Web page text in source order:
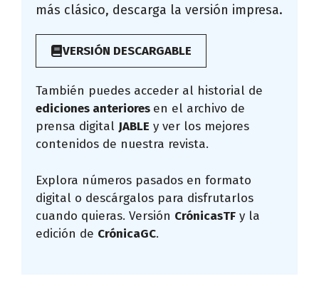
más clásico, descarga la versión impresa.
VERSIÓN DESCARGABLE
También puedes acceder al historial de
ediciones anteriores en el archivo de
prensa digital JABLE y ver los mejores
contenidos de nuestra revista.
Explora números pasados en formato
digital o descárgalos para disfrutarlos
cuando quieras. Versión CrónicasTF y la
edición de CrónicaGC.